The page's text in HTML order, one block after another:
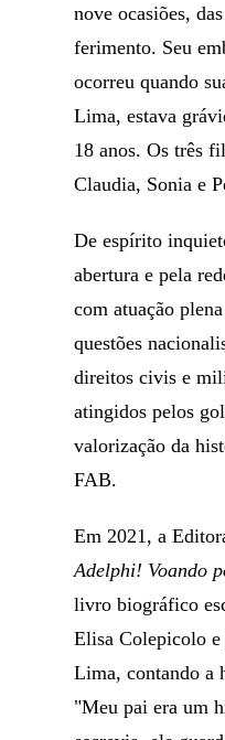
nove ocasiões,
ferimento. Seu
ocorreu quando
Lima, estava
18 anos. Os três
Claudia, Sonia e
De espírito
abertura e pela
com atuação
questões
direitos civis e
atingidos pelos
valorização da
FAB.
Em 2021, a
Adelphi! Voando
livro biográfico
Elisa Colepicolo
Lima, contando a
"Meu pai era um